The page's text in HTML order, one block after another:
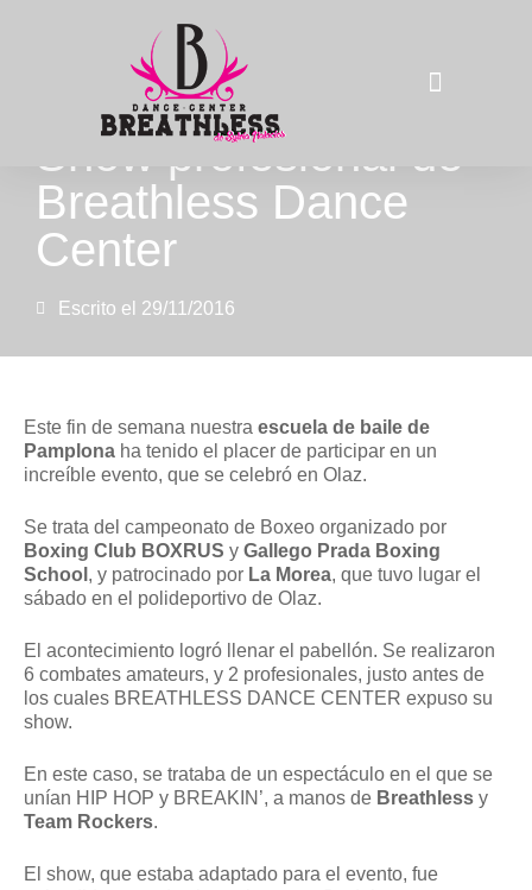
Show profesional de
Breathless Dance
Center
Escrito el 29/11/2016
Este fin de semana nuestra escuela de baile de
Pamplona ha tenido el placer de participar en un
increíble evento, que se celebró en Olaz.
Se trata del campeonato de Boxeo organizado por
Boxing Club BOXRUS y Gallego Prada Boxing
School , y patrocinado por La Morea, que tuvo lugar el
sábado en el polideportivo de Olaz.
El acontecimiento logró llenar el pabellón. Se realizaron
6 combates amateurs, y 2 profesionales, justo antes de
los cuales BREATHLESS DANCE CENTER expuso su
show.
En este caso, se trataba de un espectáculo en el que se
unían HIP HOP y BREAKIN’, a manos de Breathless y
Team Rockers.
El show, que estaba adaptado para el evento, fue